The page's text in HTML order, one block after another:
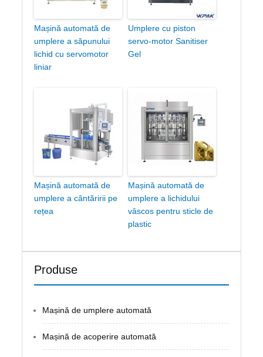
Mașină automată de
umplere a săpunului
lichid cu servomotor
liniar
Umplere cu piston
servo-motor Sanitiser
Gel
Mașină automată de
umplere a cântăririi pe
rețea
Mașină automată de
umplere a lichidului
vâscos pentru sticle de
plastic
Produse
Mașină de umplere automată
Mașină de acoperire automată